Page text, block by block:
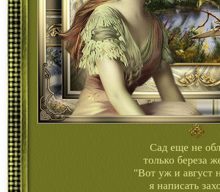
Сад еще не
только береза
"Вот уж и август
я написать